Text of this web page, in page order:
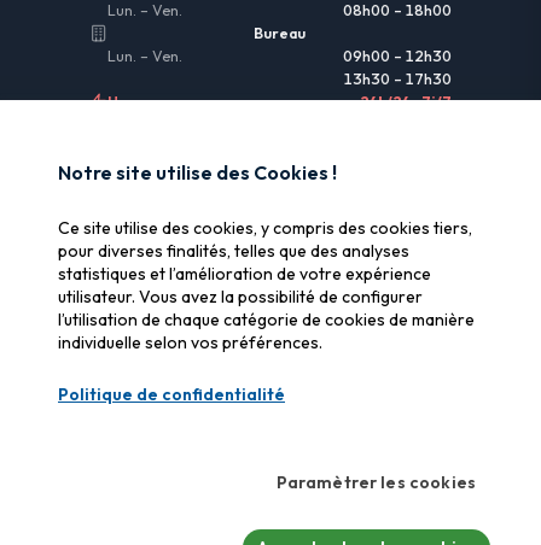
Lun. – Ven.
08h00 – 18h00
Bureau
Lun. – Ven.
09h00 – 12h30
13h30 – 17h30
Urgences
24h/24 • 7j/7
LIENS UTILES
Assurance & remboursement
Pourquoi SOS Data Recovery
Gérer les cookies
CERTIFICATIONS
Label cybersécurité
Notre site utilise des Cookies !
Ce site utilise des cookies, y compris des cookies tiers,
pour diverses finalités, telles que des analyses
statistiques et l’amélioration de votre expérience
utilisateur. Vous avez la possibilité de configurer
l’utilisation de chaque catégorie de cookies de manière
individuelle selon vos préférences.
Politique de confidentialité
Paramètrer les cookies